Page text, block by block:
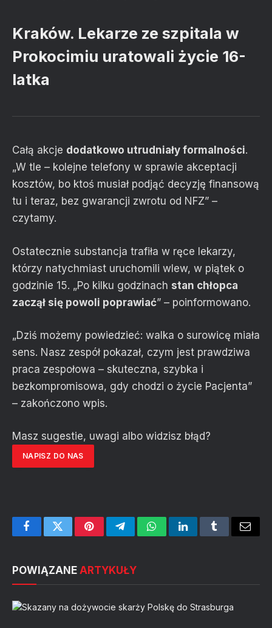
Kraków. Lekarze ze szpitala w
Prokocimiu uratowali życie 16-
latka
Całą akcje dodatkowo utrudniały formalności.
„W tle – kolejne telefony w sprawie akceptacji
kosztów, bo ktoś musiał podjąć decyzję finansową
tu i teraz, bez gwarancji zwrotu od NFZ” –
czytamy.
Ostatecznie substancja trafiła w ręce lekarzy,
którzy natychmiast uruchomili wlew, w piątek o
godzinie 15. „Po kilku godzinach stan chłopca
zaczął się powoli poprawiać” – poinformowano.
„Dziś możemy powiedzieć: walka o surowicę miała
sens. Nasz zespół pokazał, czym jest prawdziwa
praca zespołowa – skuteczna, szybka i
bezkompromisowa, gdy chodzi o życie Pacjenta”
– zakończono wpis.
Masz sugestie, uwagi albo widzisz błąd?
NAPISZ DO NAS
FacebookTwitterPinterestTelegramWhatsAppLinkedInTumblrEmail
POWIĄZANE ARTYKUŁY